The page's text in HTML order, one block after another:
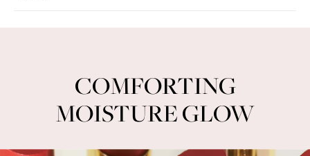
COMFORTING
MOISTURE GLOW